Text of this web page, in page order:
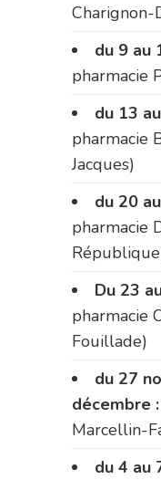
Charignon-
du 9 au
pharmacie
du 13
pharmacie
Jacques)
du 20
pharmacie
Du 23
pharmacie
Fouillade)
du 27
décembre :
Marcellin-
du 4 au